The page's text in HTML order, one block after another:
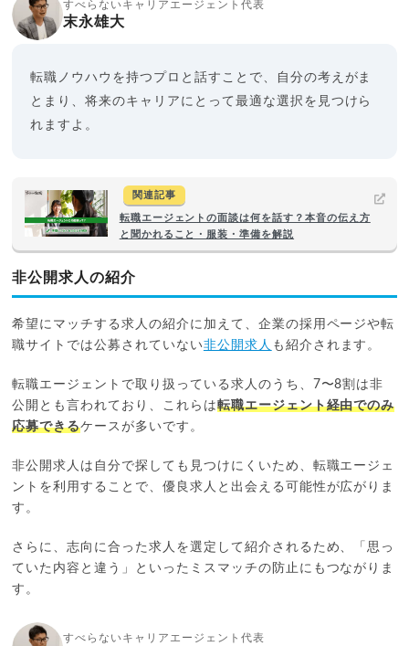
すべらないキャリアエージェント代表
末永雄大
転職ノウハウを持つプロと話すことで、自分の考えがま
とまり、将来のキャリアにとって最適な選択を見つけら
れますよ。
関連記事
転職エージェントの面談は何を話す？本音の伝え方
と聞かれること・服装・準備を解説
非公開求人の紹介
希望にマッチする求人の紹介に加えて、企業の採用ページや転
職サイトでは公募されていない非公開求人 も紹介されます。
転職エージェントで取り扱っている求人のうち、7〜8割は非
公開とも言われており、これらは転職エージェント経由でのみ
応募できるケースが多いです。
非公開求人は自分で探しても見つけにくいため、転職エージェ
ントを利用することで、優良求人と出会える可能性が広がりま
す。
さらに、志向に合った求人を選定して紹介されるため、「思っ
ていた内容と違う」といったミスマッチの防止にもつながりま
す。
すべらないキャリアエージェント代表